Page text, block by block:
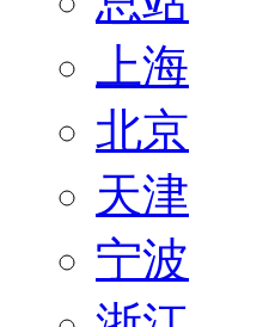
上海
北京
天津
宁波